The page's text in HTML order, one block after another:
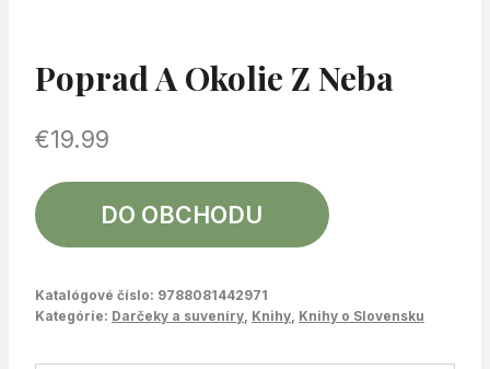
Poprad A Okolie Z Neba
€19.99
DO OBCHODU
Katalógové číslo: 9788081442971
Kategórie: Darčeky a suveníry Knihy Knihy o Slovensku